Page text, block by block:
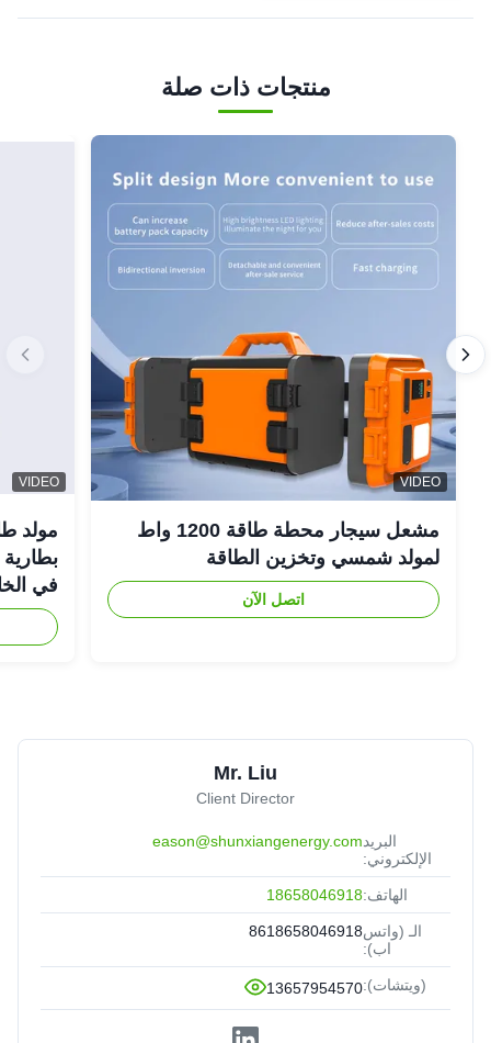
منتجات ذات صلة
VIDEO
مشعل سيجار محطة طاقة 1200 واط
لمولد شمسي وتخزين الطاقة
اتصل الآن
VIDEO
في
Mr. Liu
Client Director
البريد
الإلكتروني:
eason@shunxiangenergy.com
الهاتف:18658046918
الـ (واتس
اب):
8618658046918
(ويتشات):13657954570